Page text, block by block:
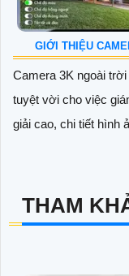
GIỚI THIỆU
Camera 3K ngoài
tuyệt vời cho việc
giải cao, chi tiết hình
THAM